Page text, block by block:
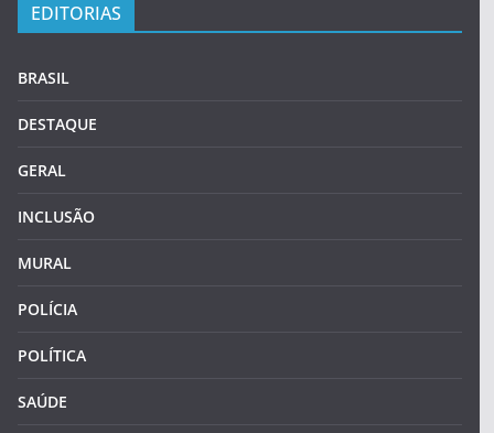
EDITORIAS
BRASIL
DESTAQUE
GERAL
INCLUSÃO
MURAL
POLÍCIA
POLÍTICA
SAÚDE